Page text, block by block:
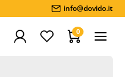
info@dovido.it
0